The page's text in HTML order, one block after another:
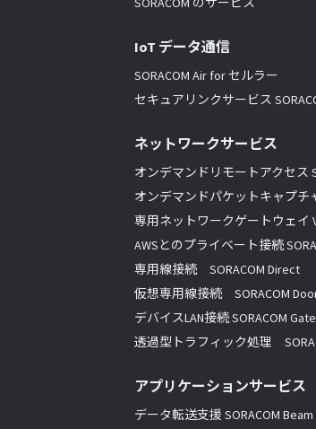
IoT データ通信
SORACOM Air for セルラー
セキュアリンクサービス
ネットワークサービス
オンデマンドリモートアクセス
オンデマンドパケットキャプチ
専用ネットワークゲートウェイ
AWSとのプライベート接続
専用線接続 SORACOM Direct
仮想専用線接続 SORACOM
デバイスLAN接続 SORACOM Gate
透過型トラフィック処理
アプリケーションサービス
データ転送支援 SORACOM Beam